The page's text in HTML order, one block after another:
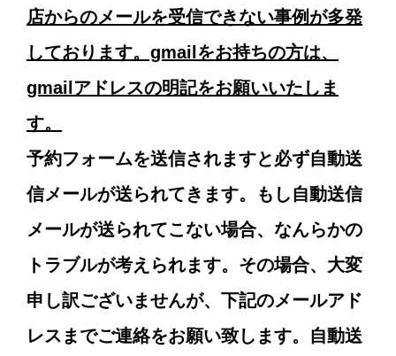
店からのメールを受信できない事例が多発
しております。gmailをお持ちの方は、
gmailアドレスの明記をお願いいたしま
す。
予約フォームを送信されますと必ず自動送
信メールが送られてきます。もし自動送信
メールが送られてこない場合、なんらかの
トラブルが考えられます。その場合、大変
申し訳ございませんが、下記のメールアド
レスまでご連絡をお願い致します。自動送